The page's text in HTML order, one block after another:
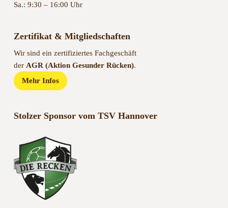
Sa.: 9:30 – 16:00 Uhr
Zertifikat & Mitgliedschaften
Wir sind ein zertifiziertes Fachgeschäft
der AGR (Aktion Gesunder Rücken).
Mehr Infos
Stolzer Sponsor vom TSV Hannover